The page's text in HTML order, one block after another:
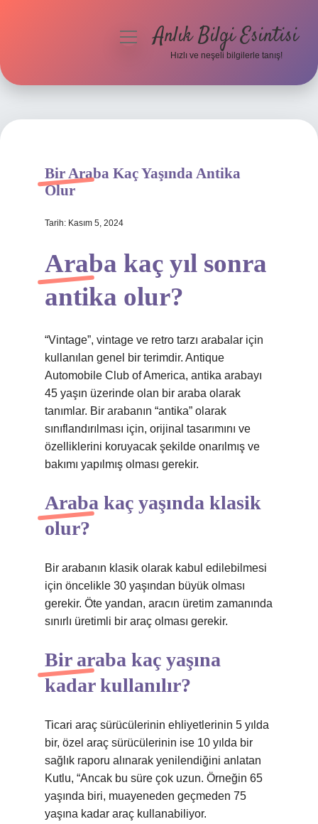
Hakkımızda
menüyüAnlık Bilgi Esintisi
Hızlı ve neşeli bilgilerle tanış!
Bir Araba Kaç Yaşında Antika
Olur
Tarih: Kasım 5, 2024
Araba kaç yıl sonra
antika olur?
“Vintage”, vintage ve retro tarzı arabalar için
kullanılan genel bir terimdir. Antique
Automobile Club of America, antika arabayı
45 yaşın üzerinde olan bir araba olarak
tanımlar. Bir arabanın “antika” olarak
sınıflandırılması için, orijinal tasarımını ve
özelliklerini koruyacak şekilde onarılmış ve
bakımı yapılmış olması gerekir.
Araba kaç yaşında klasik
olur?
Bir arabanın klasik olarak kabul edilebilmesi
için öncelikle 30 yaşından büyük olması
gerekir. Öte yandan, aracın üretim zamanında
sınırlı üretimli bir araç olması gerekir.
Bir araba kaç yaşına
kadar kullanılır?
Ticari araç sürücülerinin ehliyetlerinin 5 yılda
bir, özel araç sürücülerinin ise 10 yılda bir
sağlık raporu alınarak yenilendiğini anlatan
Kutlu, “Ancak bu süre çok uzun. Örneğin 65
yaşında biri, muayeneden geçmeden 75
yaşına kadar araç kullanabiliyor.